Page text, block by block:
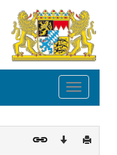
Toggle
Download